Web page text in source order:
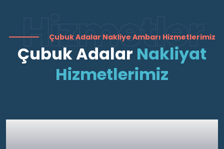
Hizmetler
Çubuk Adalar Nakliye Ambarı Hizmetlerimiz
Çubuk Adalar Nakliyat
Hizmetlerimiz